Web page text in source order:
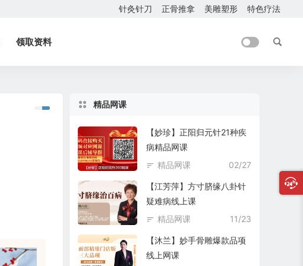
针灸针刀 正骨推拿 美雕塑形 特色疗法
领取资料
精品网课
【妙珍】正阳归元针21种疾
病精品网课
02/27
精品网课
【江芳萍】方寸脐缘八卦针
疑难病线上课
11/23
精品网课
【沐兰】妙手骨雕爆款品项
线上网课